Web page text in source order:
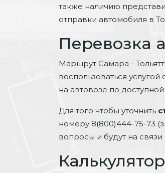
также наличию
отправки автомобиля в
Перевозка
Маршрут Самара -
воспользоваться
на автовозе по
Для того чтобы уточнить
номеру 8(800)444-75-73
вопросы и будут на